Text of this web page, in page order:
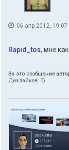
06 апр 2012, 19:07
Rapid_tos, мне
За это сообщение
Дизлайков: 0)